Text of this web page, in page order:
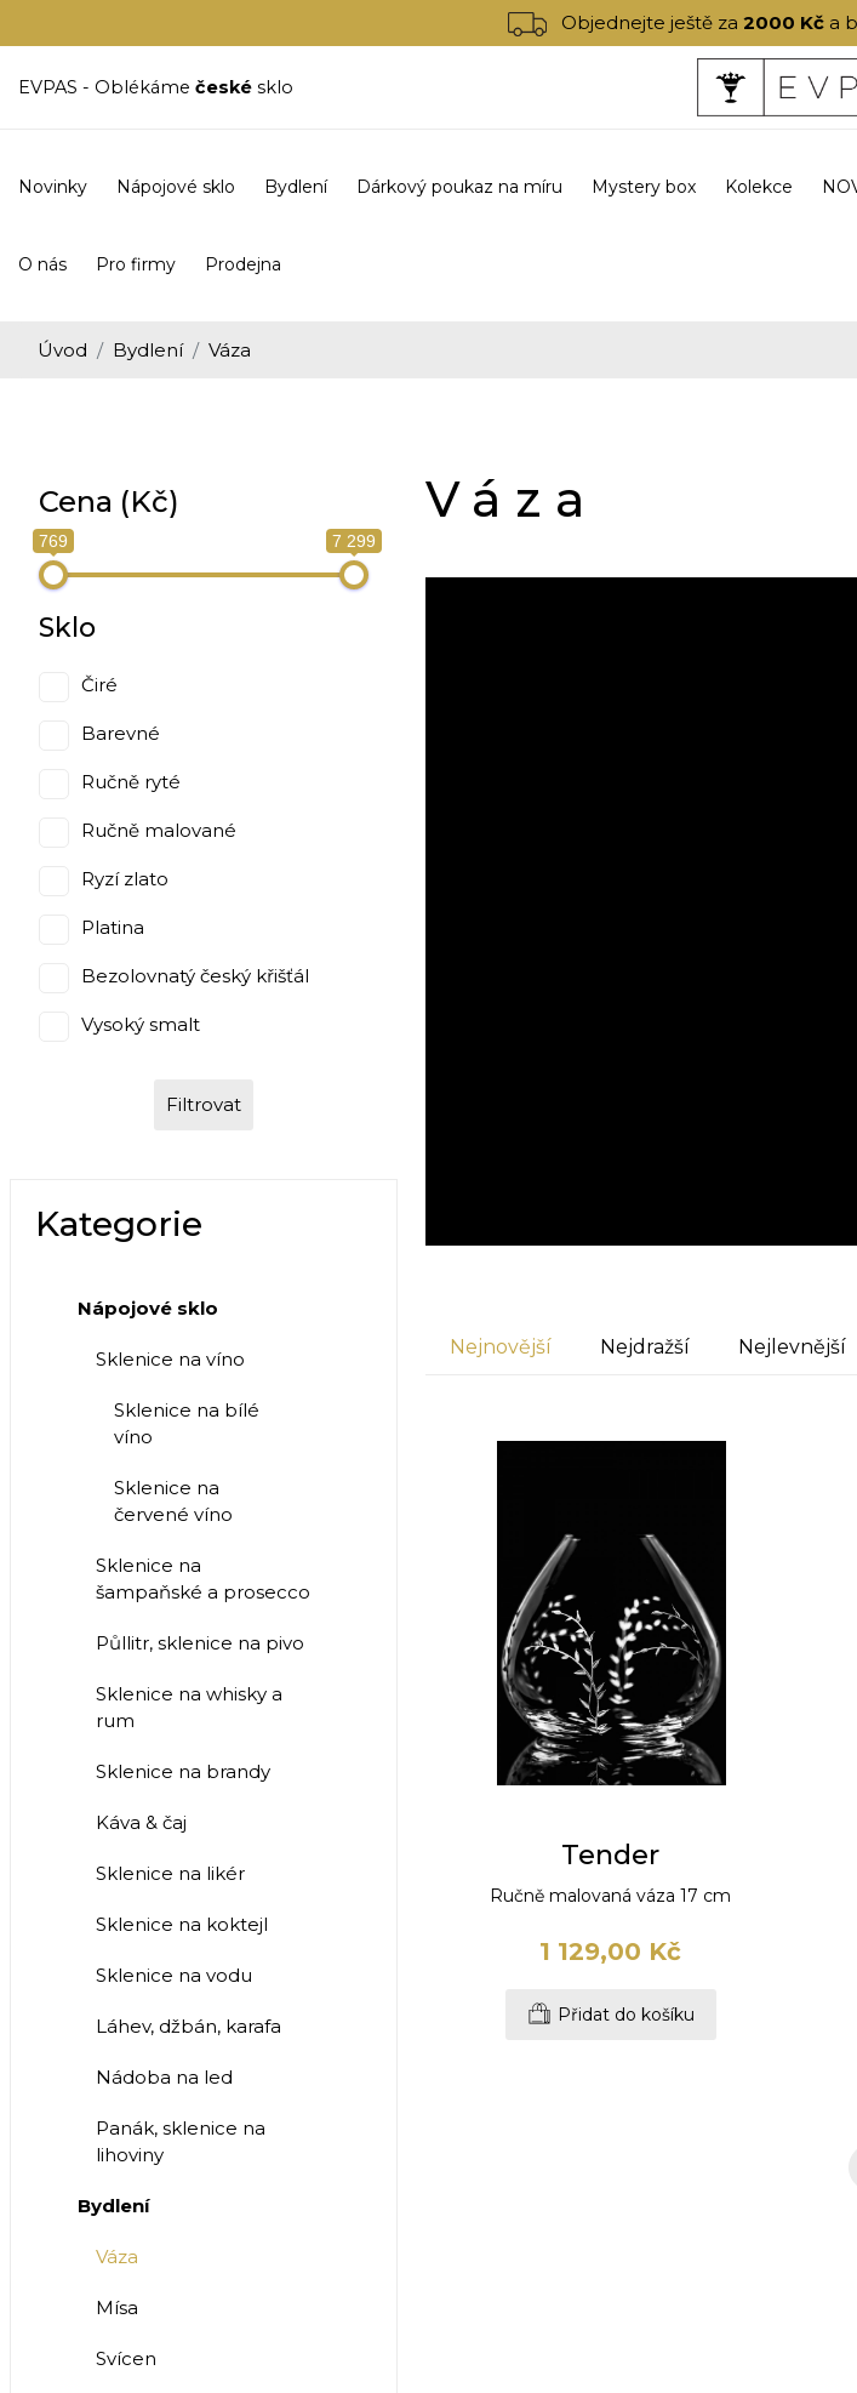
Objednejte ještě za2000 Kč a
EVPAS - Oblékáme české sklo
Novinky Nápojové sklo Bydlení Dárkový poukaz na míru Mystery box Kolekce
O nás Pro firmy Prodejna
Úvod Bydlení Váza
Váza
Nejnovější Nejdražší Nejlevnější
Tender
Ručně malovaná váza 17 cm
1 129,00 Kč
Přidat do košíku
Cena (Kč)
769 7 299
Sklo
Čiré
Barevné
Ručně ryté
Ručně malované
Ryzí zlato
Platina
Bezolovnatý český křišťál
Vysoký smalt
Filtrovat
Kategorie
Nápojové sklo
Sklenice na víno
Sklenice na bílé
víno
Sklenice na
červené víno
Sklenice na
šampaňské a prosecco
Půllitr, sklenice na pivo
Sklenice na whisky a
rum
Sklenice na brandy
Káva & čaj
Sklenice na likér
Sklenice na koktejl
Sklenice na vodu
Láhev, džbán, karafa
Nádoba na led
Panák, sklenice na
lihoviny
Bydlení
Váza
Mísa
Svícen